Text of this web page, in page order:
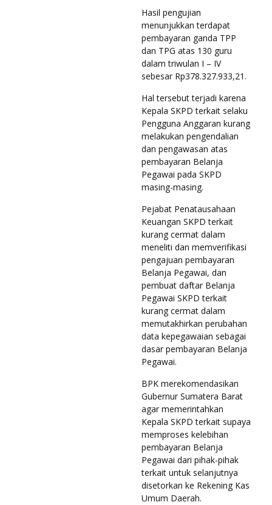
Hasil pengujian
menunjukkan terdapat
pembayaran ganda TPP
dan TPG atas 130 guru
dalam triwulan I – IV
sebesar Rp378.327.933,21.
Hal tersebut terjadi karena
Kepala SKPD terkait selaku
Pengguna Anggaran kurang
melakukan pengendalian
dan pengawasan atas
pembayaran Belanja
Pegawai pada SKPD
masing-masing.
Pejabat Penatausahaan
Keuangan SKPD terkait
kurang cermat dalam
meneliti dan memverifikasi
pengajuan pembayaran
Belanja Pegawai, dan
pembuat daftar Belanja
Pegawai SKPD terkait
kurang cermat dalam
memutakhirkan perubahan
data kepegawaian sebagai
dasar pembayaran Belanja
Pegawai.
BPK merekomendasikan
Gubernur Sumatera Barat
agar memerintahkan
Kepala SKPD terkait supaya
memproses kelebihan
pembayaran Belanja
Pegawai dari pihak-pihak
terkait untuk selanjutnya
disetorkan ke Rekening Kas
Umum Daerah.